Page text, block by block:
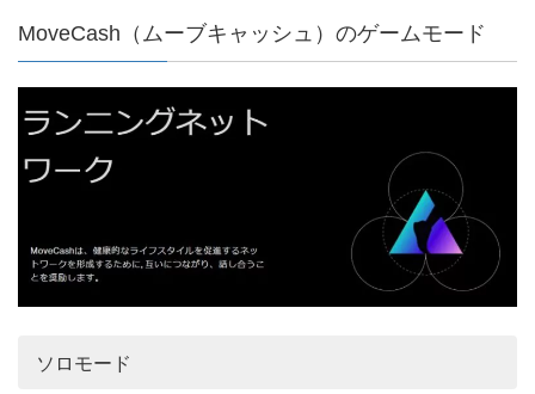
MoveCash（ムーブキャッシュ）のゲームモード
ソロモード